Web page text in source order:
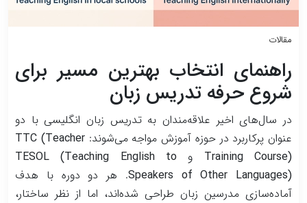
مقالات
راهنمای انتخاب بهترین مسیر برای
شروع حرفه تدریس زبان
در سال‌های اخیر علاقه‌مندان به تدریس زبان انگلیسی با دو
عنوان پرکاربرد در حوزه آموزش مواجه می‌شوند:TTC (Teacher
Training Course) و TESOL (Teaching English to
Speakers of Other Languages). هر دو دوره با هدف
آماده‌سازی مدرسین زبان طراحی شده‌اند، اما از نظر ساختار،